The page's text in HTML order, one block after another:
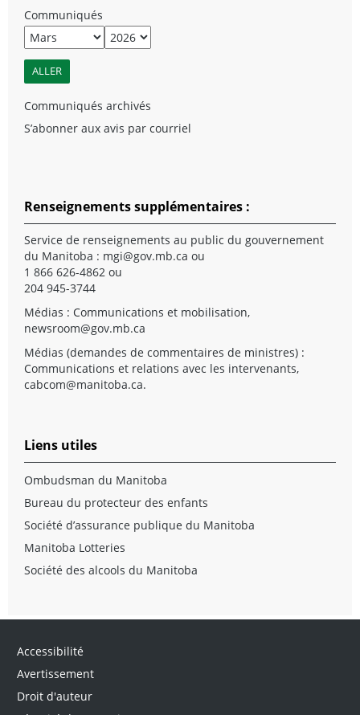
Communiqués
Communiqués archivés
S’abonner aux avis par courriel
Renseignements supplémentaires :
Service de renseignements au public du gouvernement
du Manitoba : mgi@gov.mb.ca ou
1 866 626-4862 ou
204 945-3744
Médias : Communications et mobilisation,
newsroom@gov.mb.ca
Médias (demandes de commentaires de ministres) :
Communications et relations avec les intervenants,
cabcom@manitoba.ca.
Liens utiles
Ombudsman du Manitoba
Bureau du protecteur des enfants
Société d’assurance publique du Manitoba
Manitoba Lotteries
Société des alcools du Manitoba
Accessibilité
Avertissement
Droit d'auteur